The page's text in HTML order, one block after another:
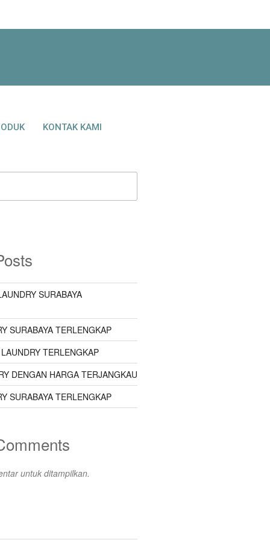
KONTAK KAMI
SURABAYA
SURABAYA TERLENGKAP
TERLENGKAP
DENGAN HARGA TERJANGKAU
SURABAYA TERLENGKAP
untuk ditampilkan.